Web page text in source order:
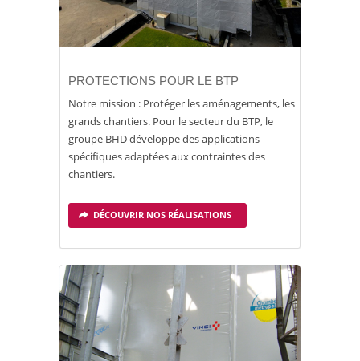
PROTECTIONS POUR LE BTP
Notre mission : Protéger les aménagements, les
grands chantiers. Pour le secteur du BTP, le
groupe BHD développe des applications
spécifiques adaptées aux contraintes des
chantiers.
DÉCOUVRIR NOS RÉALISATIONS